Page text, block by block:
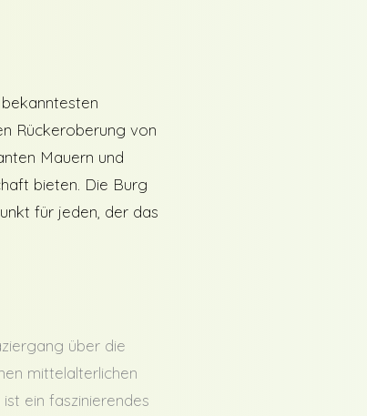
Rückeroberung von
Mauern und
bieten. Die Burg
für jeden, der das
über die
mittelalterlichen
ein faszinierendes